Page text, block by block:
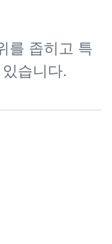
를 좁히고 특
습니다.